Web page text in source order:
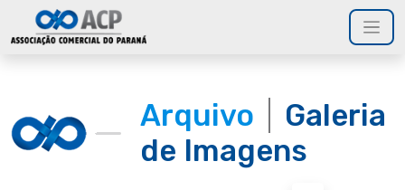
Arquivo
Galeria
de Imagens